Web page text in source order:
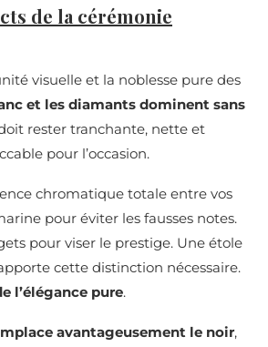
de la cérémonie
visuelle et la noblesse pure des
et les diamants dominent sans
rester tranchante, nette et
pour l’occasion.
chromatique totale entre vos
pour éviter les fausses notes.
pour viser le prestige. Une étole
cette distinction nécessaire.
l’élégance pure.
avantageusement le noir,